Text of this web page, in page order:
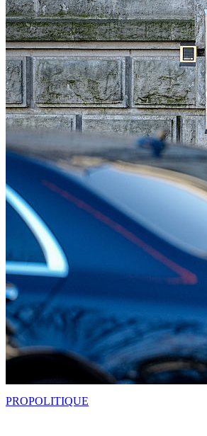
PROPOLITIQUE